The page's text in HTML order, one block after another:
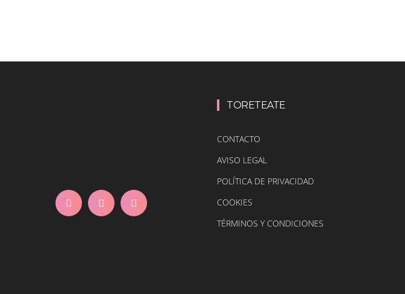
TORETEATE
CONTACTO
AVISO LEGAL
POLÍTICA DE PRIVACIDAD
COOKIES
TÉRMINOS Y CONDICIONES